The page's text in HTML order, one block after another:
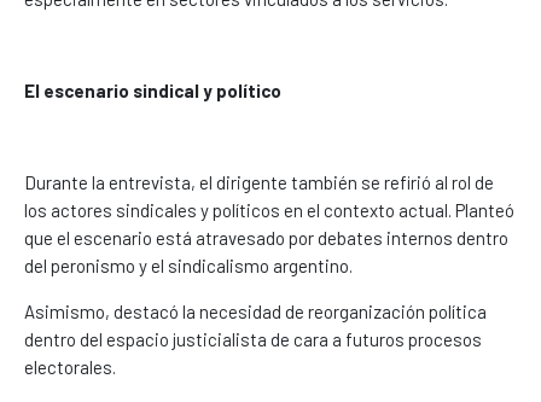
El escenario sindical y político
Durante la entrevista, el dirigente también se refirió al rol de
los actores sindicales y políticos en el contexto actual. Planteó
que el escenario está atravesado por debates internos dentro
del peronismo y el sindicalismo argentino.
Asimismo, destacó la necesidad de reorganización política
dentro del espacio justicialista de cara a futuros procesos
electorales.